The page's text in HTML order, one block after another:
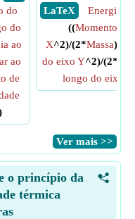
do
do
ao
ao
de
​ LaTeX
Energia
((Momento ao
X^2)/(2*Massa))+((
do eixo Y^2)/(2*
longo do eixo Z
​Ver mais >>
<
o princípio da
térmica